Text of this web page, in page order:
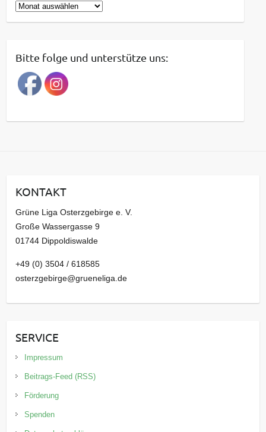
B
e
r
a
g
a
v
Bitte folge und unterstütze uns:
KONTAKT
Grüne Liga Osterzgebirge e. V.
Große Wassergasse 9
01744 Dippoldiswalde
+49 (0) 3504 / 618585
osterzgebirge@grueneliga.de
SERVICE
Impressum
Beitrags-Feed (RSS)
Förderung
Spenden